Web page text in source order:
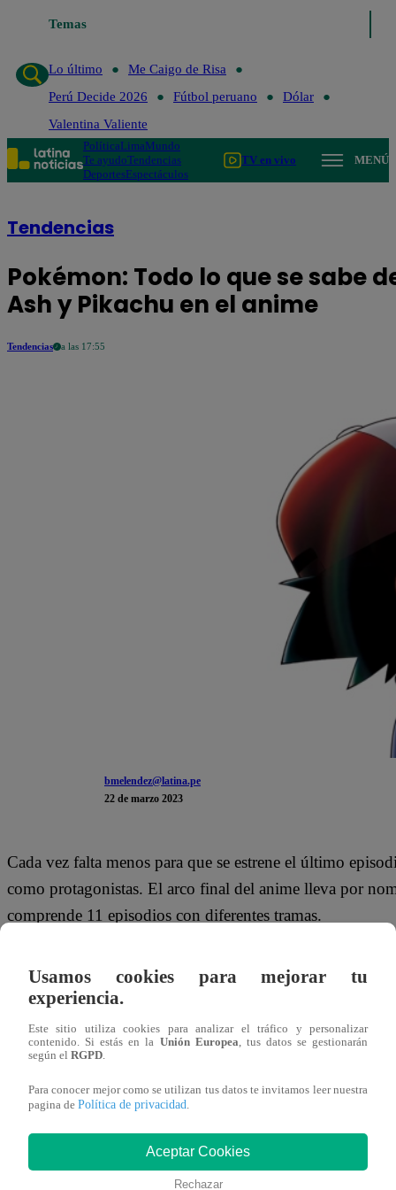
Temas
Lo último
Me Caigo de Risa
Perú Decide 2026
Fútbol peruano
Dólar
Valentina Valiente
PolíticaLimaMundo
Te ayudoTendencias
DeportesEspectáculos
TV en vivo MENÚ
Tendencias
Pokémon: Todo lo que se sabe
Ash y Pikachu en el anime
Tendencias a las 17:55
bmelendez@latina.pe
22 de marzo 2023
Cada vez falta menos para que se estrene el último
como protagonistas. El arco final del anime lleva por
comprende 11 episodios con diferentes tramas.
años al aire. Juntos han recorrido las regiones de
Galar, sin embargo, en la región, conocida como
De acuerdo a información oficial, los personajes que los
‘Roy’. La nueva serie se estrenará tiempo después del
para presentarnos a Liko y Roy
Usamos cookies para mejorar tu
experiencia.
Este sitio utiliza cookies para analizar el tráfico y personalizar
contenido. Si estás en la Unión Europea, tus datos se gestionarán
según el RGPD.
Para conocer mejor como se utilizan tus datos te invitamos leer nuestra
pagina de Política de privacidad.
Aceptar Cookies
Rechazar